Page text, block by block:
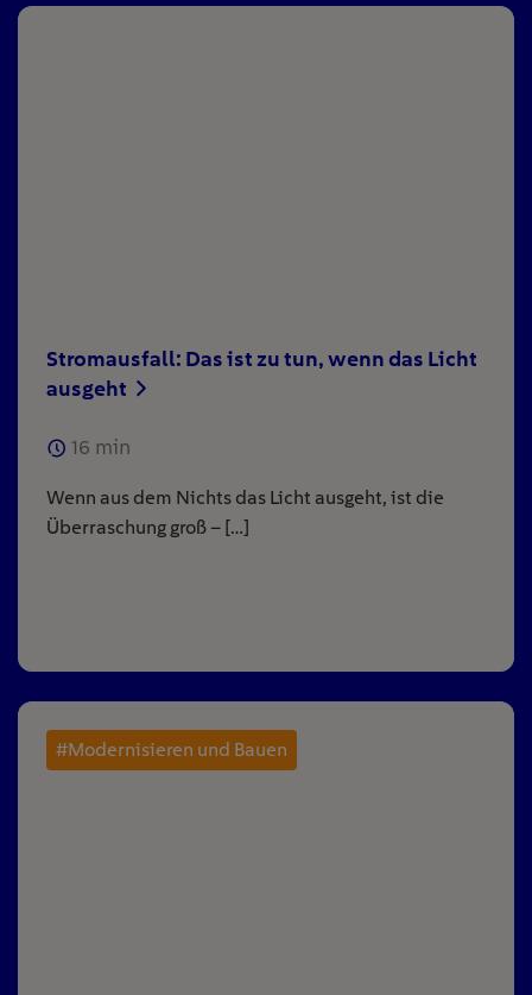
Stromausfall: Das ist zu tun, wenn das Licht
ausgeht
16 min
Wenn aus dem Nichts das Licht ausgeht, ist die
Überraschung groß – […]
#Modernisieren und Bauen